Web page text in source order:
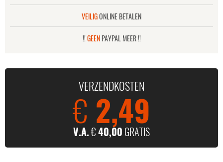
VEILIGONLINE BETALEN
!!GEENPAYPAL MEER !!
VERZENDKOSTEN
€ 2,49
V.A.€40,00 GRATIS